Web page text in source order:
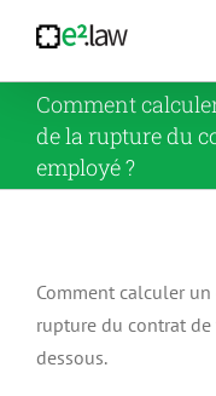
contenu
Comment
de la rupture du
employé ?
Comment calculer
rupture du contrat de
dessous.